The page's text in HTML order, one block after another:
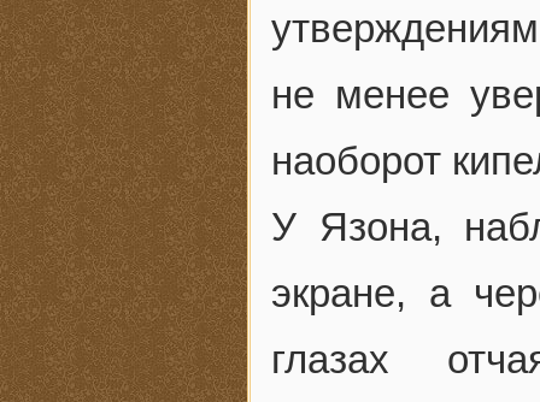
не менее
наоборот
У Язона,
экране, а
глазах